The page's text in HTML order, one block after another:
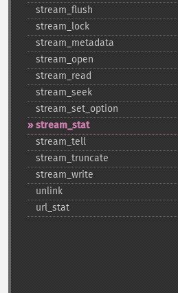
stream_​flush
stream_​lock
stream_​metadata
stream_​open
stream_​read
stream_​seek
stream_​set_​option
stream_​stat
stream_​tell
stream_​truncate
stream_​write
unlink
url_​stat